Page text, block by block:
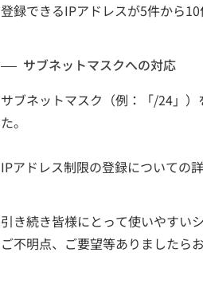
登録できるIPアドレスが5件から10
サブネットマスクへの対応
サブネットマスク（例：「/24」
た。
IPアドレス制限の登録についての
引き続き皆様にとって使いやすい
ご不明点、ご要望等ありましたら